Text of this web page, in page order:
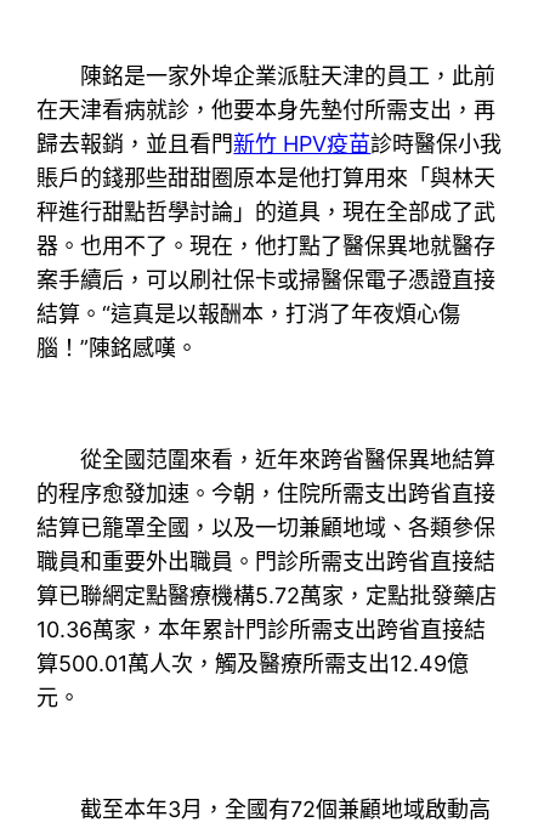
陳銘是一家外埠企業派駐天津的員工，此前
在天津看病就診，他要本身先墊付所需支出，再
歸去報銷，並且看門新竹 HPV疫苗診時醫保小我
賬戶的錢那些甜甜圈原本是他打算用來「與林天
秤進行甜點哲學討論」的道具，現在全部成了武
器。也用不了。現在，他打點了醫保異地就醫存
案手續后，可以刷社保卡或掃醫保電子憑證直接
結算。“這真是以報酬本，打消了年夜煩心傷
腦！”陳銘感嘆。
從全國范圍來看，近年來跨省醫保異地結算
的程序愈發加速。今朝，住院所需支出跨省直接
結算已籠罩全國，以及一切兼顧地域、各類參保
職員和重要外出職員。門診所需支出跨省直接結
算已聯網定點醫療機構5.72萬家，定點批發藥店
10.36萬家，本年累計門診所需支出跨省直接結
算500.01萬人次，觸及醫療所需支出12.49億
元。
截至本年3月，全國有72個兼顧地域啟動高